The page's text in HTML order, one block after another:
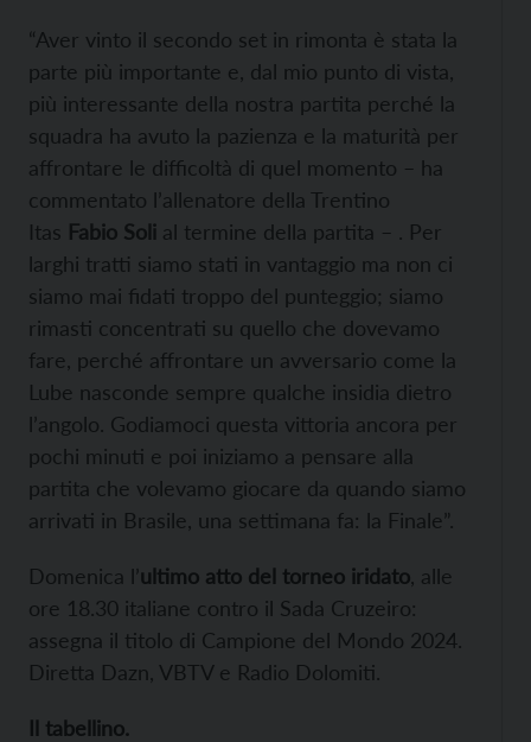
“Aver vinto il secondo set in rimonta è stata la
parte più importante e, dal mio punto di vista,
più interessante della nostra partita perché la
squadra ha avuto la pazienza e la maturità per
affrontare le difficoltà di quel momento – ha
commentato l’allenatore della Trentino
Itas Fabio Soli al termine della partita – . Per
larghi tratti siamo stati in vantaggio ma non ci
siamo mai fidati troppo del punteggio; siamo
rimasti concentrati su quello che dovevamo
fare, perché affrontare un avversario come la
Lube nasconde sempre qualche insidia dietro
l’angolo. Godiamoci questa vittoria ancora per
pochi minuti e poi iniziamo a pensare alla
partita che volevamo giocare da quando siamo
arrivati in Brasile, una settimana fa: la Finale”.
Domenica l’ultimo atto del torneo iridato , alle
ore 18.30 italiane contro il Sada Cruzeiro:
assegna il titolo di Campione del Mondo 2024.
Diretta Dazn, VBTV e Radio Dolomiti.
Il tabellino.